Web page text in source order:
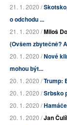
21. 1. 2020 /
o odchodu ...
21. 1. 2020 /Miloš
(Ovšem zbytečně?
20. 1. 2020 /Nové
mohou být...
20. 1. 2020 /Trump:
20. 1. 2020 /Srbsko
20. 1. 2020 /
20. 1. 2020 /Jan